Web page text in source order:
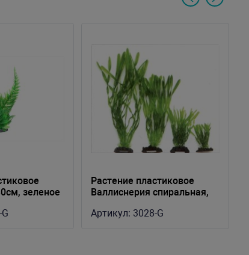
зеленое
Растение пластиковое
Валлиснерия спиральная,
Артикул: 3028-G